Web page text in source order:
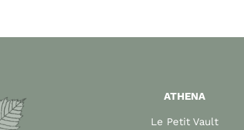
ATHENA
Le Petit Vault